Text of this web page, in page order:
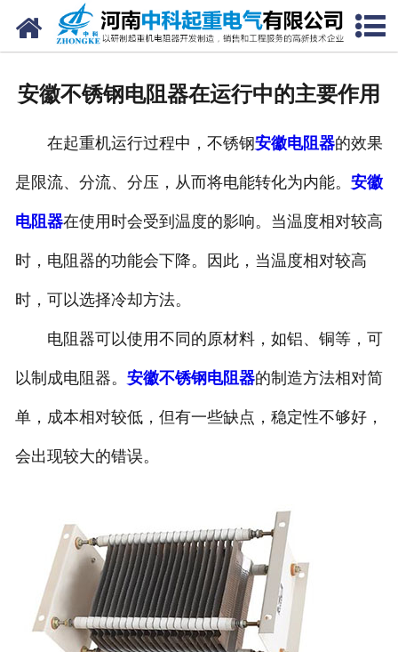
网站首页
公司风采
安徽不锈钢电阻器在运行中的主要作用
在起重机运行过程中，不锈钢安徽电阻器的效果
是限流、分流、分压，从而将电能转化为内能。 安徽
电阻器在使用时会受到温度的影响。当温度相对较高
时，电阻器的功能会下降。因此，当温度相对较高
时，可以选择冷却方法。
电阻器可以使用不同的原材料，如铝、铜等，可
以制成电阻器。 安徽不锈钢电阻器的制造方法相对简
单，成本相对较低，但有一些缺点，稳定性不够好，
会出现较大的错误。